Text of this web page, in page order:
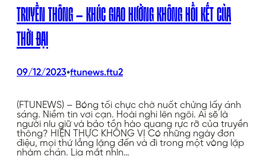
TRUYỀN THÔNG – KHÚC GIAO HƯỞNG KHÔNG HỒI KẾT CỦA
THỜI ĐẠI
09/12/2023•ftunews.ftu2
(FTUNEWS) – Bóng tối chực chờ nuốt chửng lấy ánh
sáng. Niềm tin vơi cạn. Hoài nghi lên ngôi. Ai sẽ là
người níu giữ và bảo tồn hào quang rực rỡ của truyền
thông? HIỆN THỰC KHÔNG VỊ Có những ngày đơn
điệu, mọi thứ lẳng lặng đến và đi trong một vòng lặp
nhàm chán. Lia mắt nhìn…